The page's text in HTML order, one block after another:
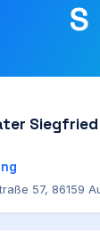
S
Siegfried
57, 86159